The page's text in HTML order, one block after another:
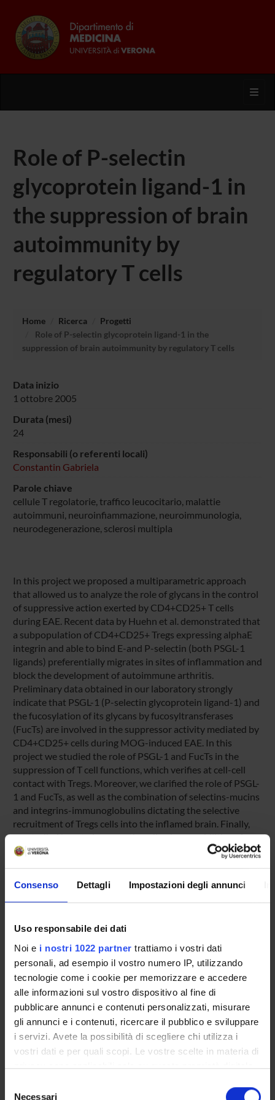
Consenso Dettagli Impostazioni degli annunci
Uso responsabile dei dati
Noi e i nostri 1022 partner trattiamo i vostri dati
personali, ad esempio il vostro numero IP, utilizzando
tecnologie come i cookie per memorizzare e accedere
alle informazioni sul vostro dispositivo al fine di
pubblicare annunci e contenuti personalizzati, misurare
gli annunci e i contenuti, ricercare il pubblico e sviluppare
i servizi. Avete la possibilità di scegliere chi utilizza i
vostri dati e per quali scopi. Le vostre scelte in materia di
privacy sono applicabili solo su questa proprietà digitale
modificare o revocare il proprio consenso in qualsiasi
Necessari
Role of P-selectin
glycoprotein ligand-1 in
the suppression of brain
autoimmunity by
regulatory T cells
Home Ricerca
Progetti
Role of P-selectin glycoprotein ligand-1 in the
suppression of brain autoimmunity by regulatory T cells
Data inizio
1 ottobre 2005
Durata (mesi)
24
Responsabili (o referenti locali)
Constantin Gabriela
Parole chiave
cellule T regolatorie, traffico leucocitario, malattie
autoimmuni, neuroinfiammazione, neuroimmunologia,
neurodegenerazione, sclerosi multipla
In this project we proposed a multiparametric approach
that allowed us to analyze the role of glycans in the control
of suppressive action exerted by CD4+CD25+ T cells
during EAE. Recent data by Huehn et al. demonstrated that
a subpopulation of CD4+CD25+ Tregs expressing alphaE
integrin and able to bind E-and P-selectin (both PSGL-1
ligands) preferentially migrates in sites of inflammation and
block the development of autoimmune arthritis.
Preliminary data obtained in our laboratory strongly
indicate that PSGL-1 (P-selectin glycoprotein ligand-1) and
the fucosylation of its glycans by fucosyltransferases
(FucTs) are involved in the suppressor activity mediated by
CD4+CD25+ cells during MOG-induced EAE. In this
project we studied the role of PSGL-1 and FucTs in the
suppression of T cell functions, which verifies at cell-cell
contact with Tregs. Moreover, we clarified the role of PSGL-
1 and FucTs, as well as the combination of selectins-mucins
and integrins-immunoglobulins dictating the selective
recruitment of Tregs cells into the inflamed brain. Finally,
we studied how to increase the adhesive capabilities of
Tregs in order to potentate the suppressor activity during
ENTI FINANZIATORI:
Finanziamento:assegnato e gestito dal Dipartimento
PARTECIPANTI AL PROGETTO
Gabriela Constantin
Professore ordinario
Barbara Rossi